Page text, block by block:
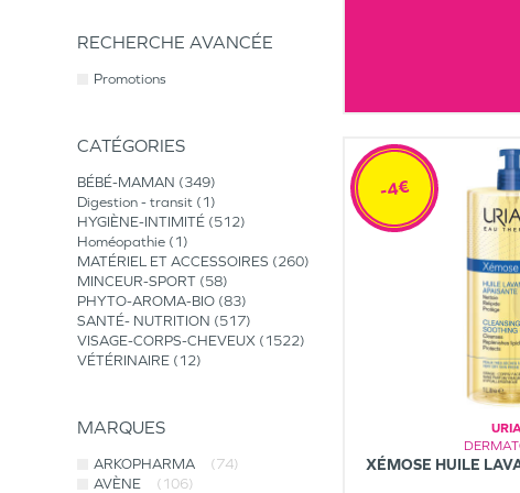
RECHERCHE AVANCÉE
Promotions
CATÉGORIES
BÉBÉ-MAMAN
349
Digestion - transit
1
HYGIÈNE-INTIMITÉ 512
Homéopathie
1
MATÉRIEL ET ACCESSOIRES
260
MINCEUR-SPORT 58
PHYTO-AROMA-BIO 83
SANTÉ- NUTRITION
517
VISAGE-CORPS-CHEVEUX
1522
VÉTÉRINAIRE
12
MARQUES
ARKOPHARMA
(74)
AVÈNE
(106)
XÉMOSE HUILE
-4€